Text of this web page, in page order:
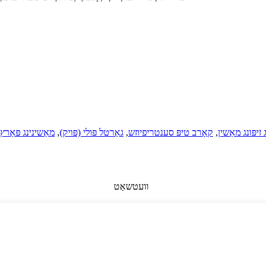
זיפּונג מאַשין, קאָרב טיפּ סענטריפיוזש, גאַרטל פּולי (פּויק), מאַשינינג פּאַרץ
וועטשאַט